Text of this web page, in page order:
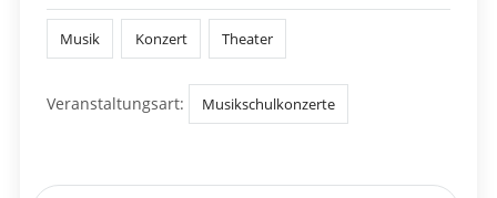
Musik Konzert Theater
Veranstaltungsart: Musikschulkonzerte